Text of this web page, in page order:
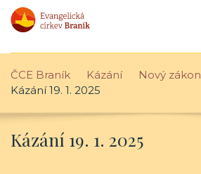
ČCE Braník Kázání Nový zákon
Kázání 19. 1. 2025
Kázání 19. 1. 2025